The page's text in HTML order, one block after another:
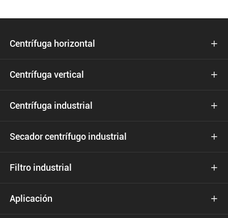
Centrífuga horizontal 
Centrífuga vertical 
Centrífuga industrial 
Secador centrífugo industrial 
Filtro industrial 
Aplicación 